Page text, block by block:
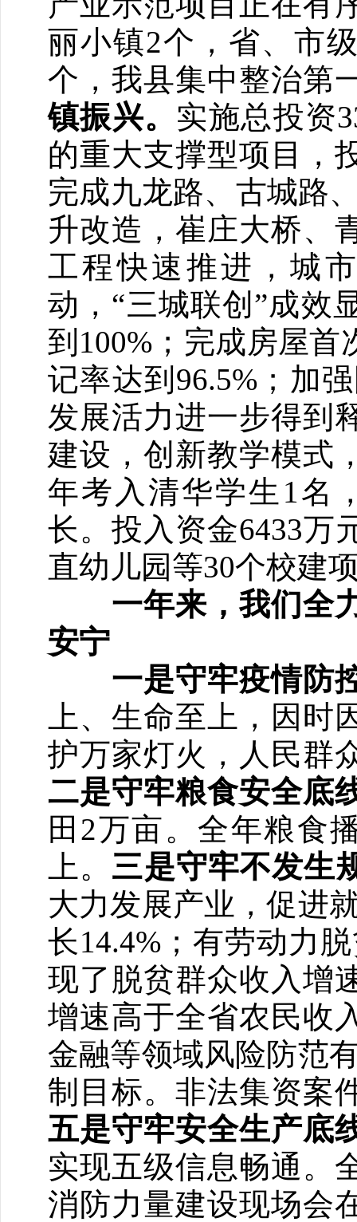
丽小镇2个，省、市
个，我县集中整治第
镇振兴。 实施总投资
的重大支撑型项目，
完成九龙路、古城路
升改造，崔庄大桥、
工程快速推进，城
动，“三城联创”成效
到100%；完成房屋首
记率达到96.5%；加
发展活力进一步得到
建设，创新教学模式
年考入清华学生1名
长。投入资金6433万
直幼儿园等30个校建
一年来，我们全
安宁
一是守牢疫情防
上、生命至上，因
护万家灯火，人民群
二是守牢粮食安全底
田2万亩。全年粮食
上。 三是守牢不发生
大力发展产业，促进
长14.4%；有劳动力
现了脱贫群众收入增
增速高于全省农民收
金融等领域风险防范
制目标。非法集资案
五是守牢安全生产底
实现五级信息畅通。
消防力量建设现场会